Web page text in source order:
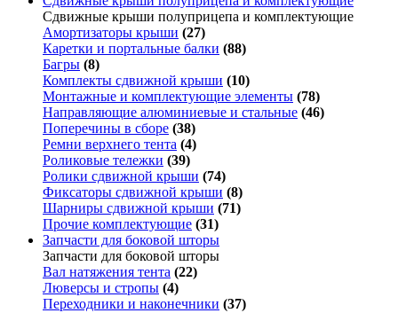
Сдвижные крыши полуприцепа и комплектующие
Амортизаторы крыши (27)
Каретки и портальные балки (88)
Багры (8)
Комплекты сдвижной крыши (10)
Монтажные и комплектующие элементы (78)
Направляющие алюминиевые и стальные (46)
Поперечины в сборе (38)
Ремни верхнего тента (4)
Роликовые тележки (39)
Ролики сдвижной крыши (74)
Фиксаторы сдвижной крыши (8)
Шарниры сдвижной крыши (71)
Прочие комплектующие (31)
Запчасти для боковой шторы
Запчасти для боковой шторы
Вал натяжения тента (22)
Люверсы и стропы (4)
Переходники и наконечники (37)